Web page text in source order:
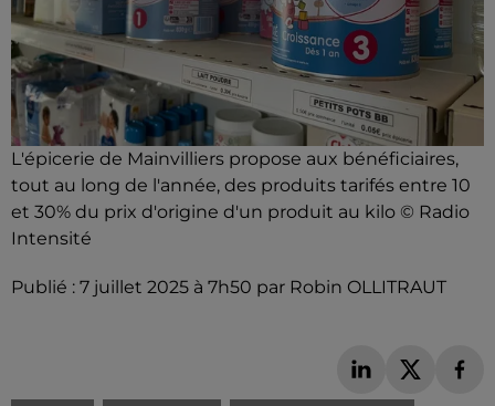
L'épicerie de Mainvilliers propose aux bénéficiaires,
tout au long de l'année, des produits tarifés entre 10
et 30% du prix d'origine d'un produit au kilo © Radio
Intensité
Publié : 7 juillet 2025 à 7h50 par Robin OLLITRAUT